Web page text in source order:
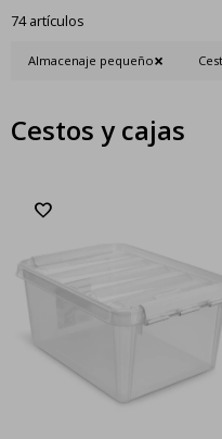
74 artículos
Almacenaje pequeño
Cestos y cajas